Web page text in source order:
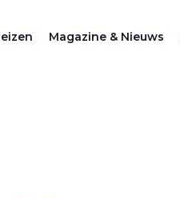
Magazine & Nieuws